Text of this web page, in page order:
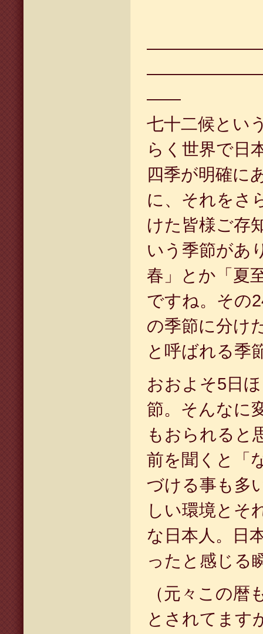
——
七十二候とい
らく世界で日
四季が明確に
に、それをさ
けた皆様ご存
いう季節があ
春」とか「夏
ですね。その
の季節に分け
と呼ばれる季
おおよそ5 日
節。そんなに
もおられると
前を聞くと「
づける事も多
しい環境とそ
な日本人。日
ったと感じる
（元々この暦
とされてます